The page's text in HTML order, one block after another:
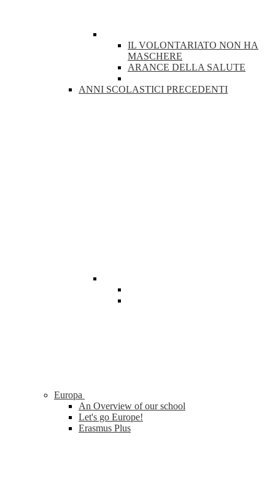
IL VOLONTARIATO NON HA
MASCHERE
ARANCE DELLA SALUTE
ANNI SCOLASTICI PRECEDENTI
Europa
An Overview of our school
Let's go Europe!
Erasmus Plus